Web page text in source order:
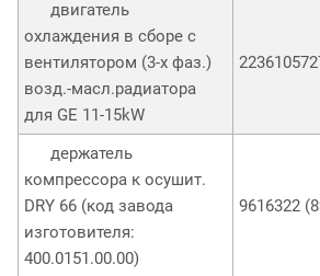
двигатель
охлаждения в сборе с
вентилятором (3-х фаз.)
возд.-масл.радиатора
для GE 11-15kW
держатель
компрессора к осушит.
DRY 66 (код завода
изготовителя:
400.0151.00.00)
9616322